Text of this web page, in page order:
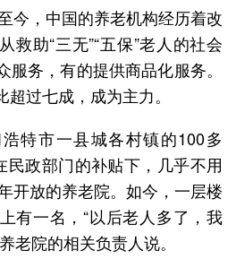
今，中国的养老机构经历着改
救助“三无”“五保”老人的社会
务，有的提供商品化服务。
过七成，成为主力。
特市一县城各村镇的100多
民政部门的补贴下，几乎不用
开放的养老院。如今，一层楼
有一名，“以后老人多了，我
老院的相关负责人说。